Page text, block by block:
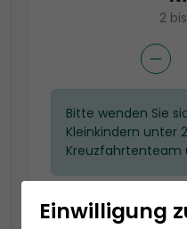
2
Bitte wenden Sie
Kleinkindern unter
Kreuzfahrtenteam
Einwilligung